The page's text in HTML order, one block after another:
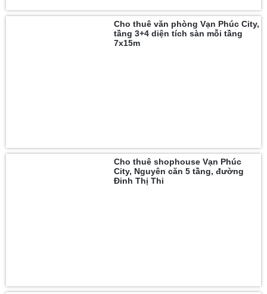
Cho thuê văn phòng Vạn Phúc City,
tầng 3+4 diện tích sàn mỗi tầng
7x15m
Cho thuê shophouse Vạn Phúc
City, Nguyên căn 5 tầng, đường
Đinh Thị Thi